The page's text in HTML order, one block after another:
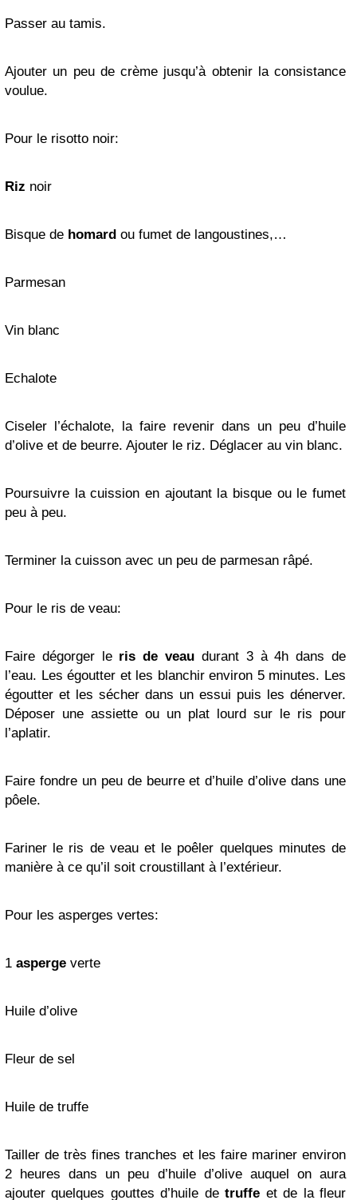
Passer au tamis.
Ajouter un peu de crème jusqu’à obtenir la consistance
voulue.
Pour le risotto noir:
Riz noir
Bisque de homard ou fumet de langoustines,…
Parmesan
Vin blanc
Echalote
Ciseler l’échalote, la faire revenir dans un peu d’huile
d’olive et de beurre. Ajouter le riz. Déglacer au vin blanc.
Poursuivre la cuission en ajoutant la bisque ou le fumet
peu à peu.
Terminer la cuisson avec un peu de parmesan râpé.
Pour le ris de veau:
Faire dégorger le ris de veau durant 3 à 4h dans de
l’eau. Les égoutter et les blanchir environ 5 minutes. Les
égoutter et les sécher dans un essui puis les dénerver.
Déposer une assiette ou un plat lourd sur le ris pour
l’aplatir.
Faire fondre un peu de beurre et d’huile d’olive dans une
pôele.
Fariner le ris de veau et le poêler quelques minutes de
manière à ce qu’il soit croustillant à l’extérieur.
Pour les asperges vertes:
1 asperge verte
Huile d’olive
Fleur de sel
Huile de truffe
Tailler de très fines tranches et les faire mariner environ
2 heures dans un peu d’huile d’olive auquel on aura
ajouter quelques gouttes d’huile detruffe et de la fleur